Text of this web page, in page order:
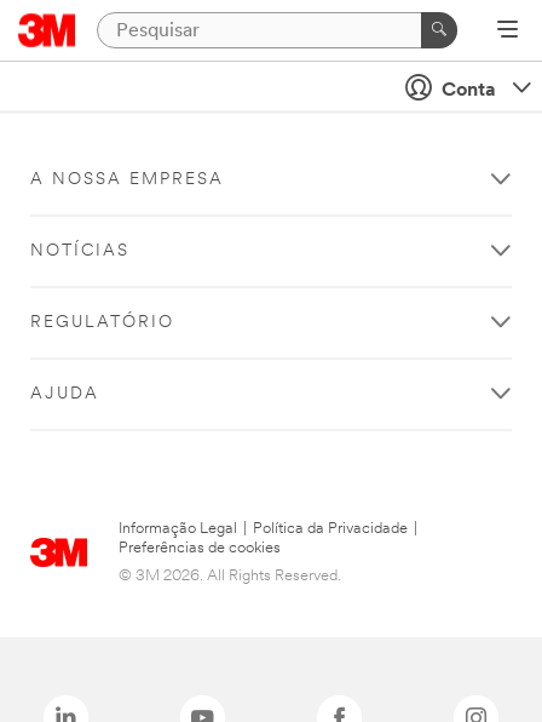
Conta
A NOSSA EMPRESA
NOTÍCIAS
REGULATÓRIO
AJUDA
Informação Legal Política da Privacidade
Preferências de cookies
© 3M 2026. All Rights Reserved.